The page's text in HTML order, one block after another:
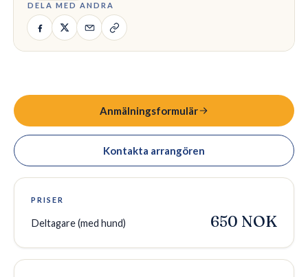
DELA MED ANDRA
Anmälningsformulär
Kontakta arrangören
PRISER
Deltagare (med hund) 650 NOK